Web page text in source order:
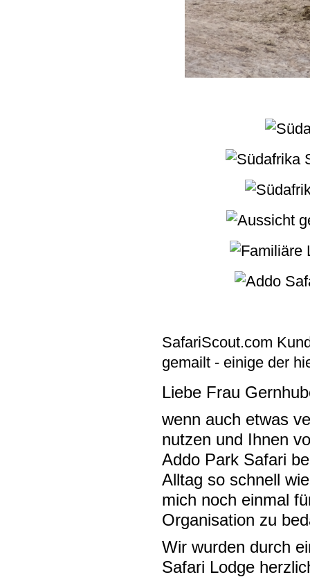
SafariScout.com
gemailt - einige der
Liebe Frau
wenn auch etwas
nutzen und Ihnen
Addo Park Safari
Alltag so schnell
mich noch einmal
Organisation zu
Wir wurden durch
Safari Lodge